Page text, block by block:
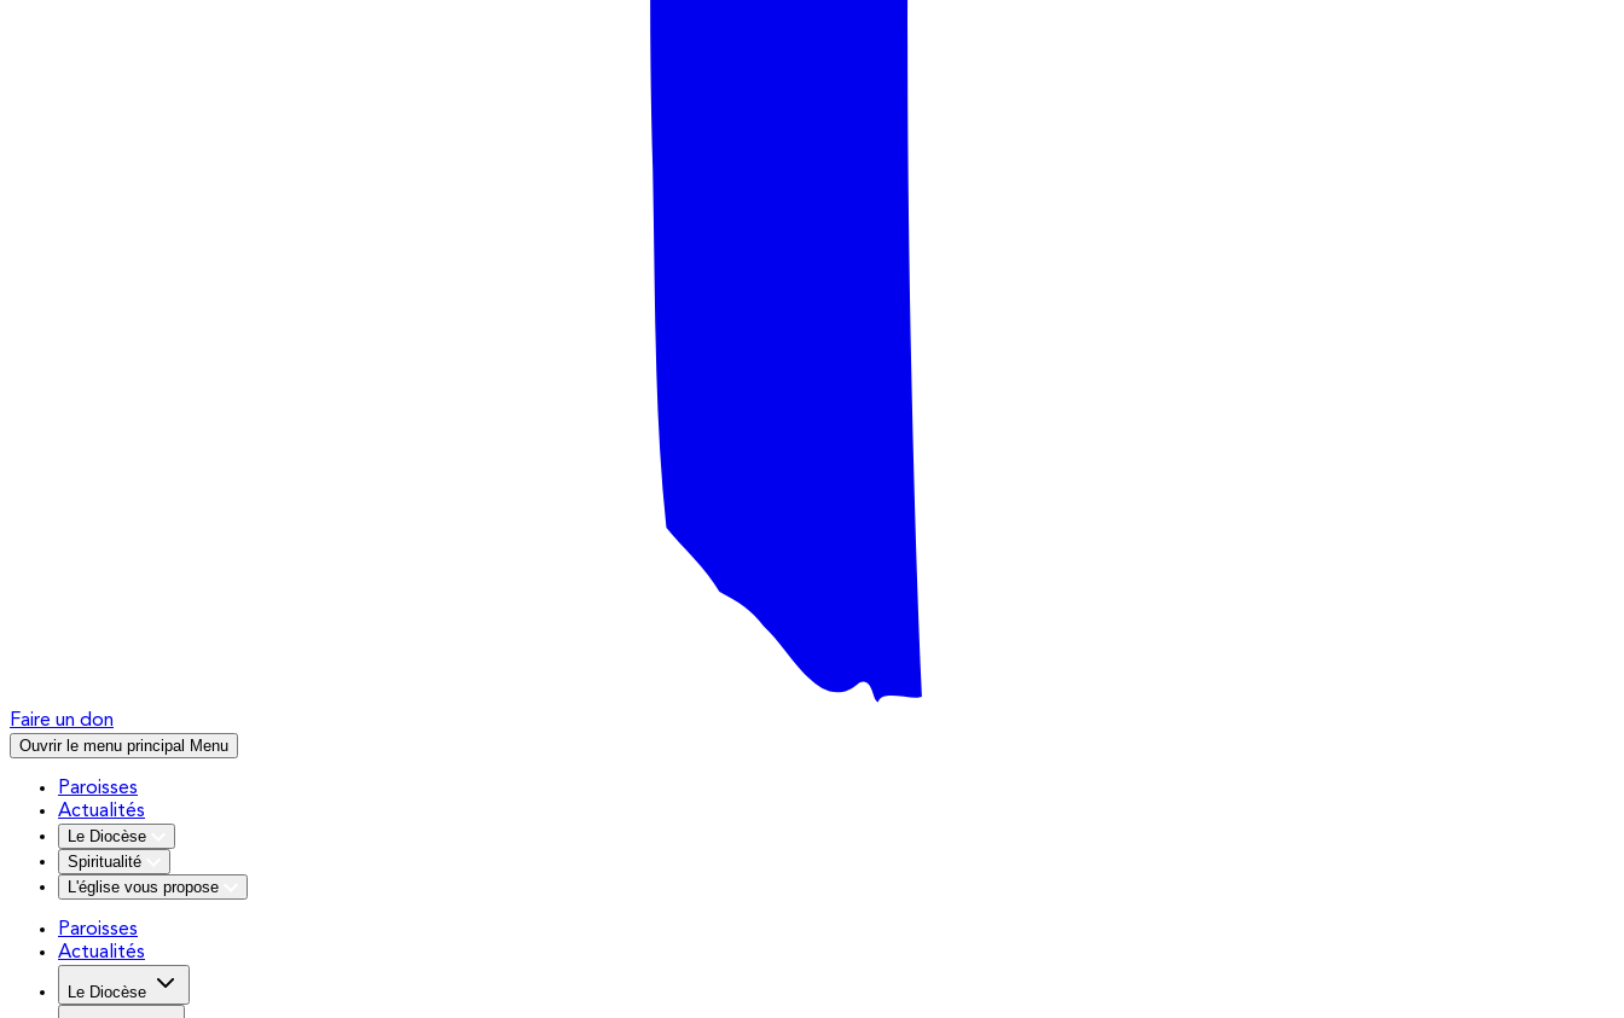
Faire un don
Ouvrir le menu principal Menu
Paroisses
Actualités
Le Diocèse
Spiritualité
L'église vous propose
Paroisses
Actualités
Le Diocèse